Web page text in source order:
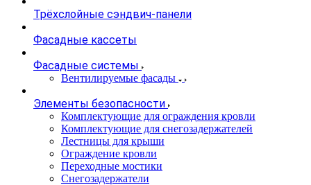
Трёхслойные сэндвич-панели
Фасадные кассеты
Фасадные системы
Вентилируемые фасады
Элементы безопасности
Комплектующие для ограждения кровли
Комплектующие для снегозадержателей
Лестницы для крыши
Ограждение кровли
Переходные мостики
Снегозадержатели